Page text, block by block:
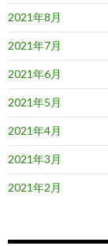
2021年8月
2021年7月
2021年6月
2021年5月
2021年4月
2021年3月
2021年2月